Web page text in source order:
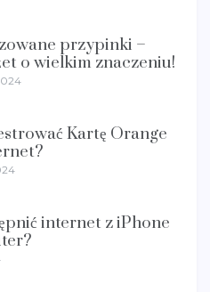
przypinki –
o wielkim znaczeniu!
Kartę Orange
internet z iPhone